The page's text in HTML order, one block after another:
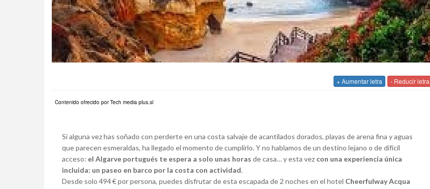
+ Aumentar letra - Reducir letra
Contenido ofrecido por Tech media plus.sl
Si alguna vez has soñado con perderte en una costa salvaje de acantilados dorados, playas de arena fina y aguas
que parecen esmeraldas, ha llegado el momento de cumplirlo. Y no hablamos de un destino lejano o de difícil
acceso: el Algarve portugués te espera a solo unas horas de casa… y esta vez con una experiencia única
incluida: un paseo en barco por la costa con actividad.
Desde solo 494 € por persona, puedes disfrutar de esta escapada de 2 noches en el hotel Cheerfulway Acqua